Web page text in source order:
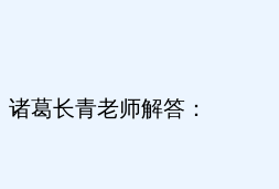
诸葛长青老师解答：